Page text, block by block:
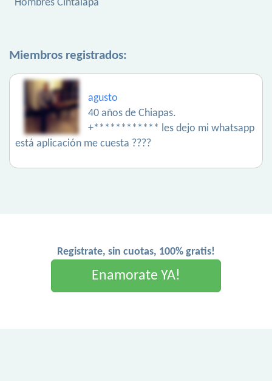
Hombres Cintalapa
Miembros registrados:
agusto
40 años de Chiapas.
+************ les dejo mi whatsapp
está aplicación me cuesta ????
Registrate, sin cuotas, 100% gratis!
Enamorate YA!